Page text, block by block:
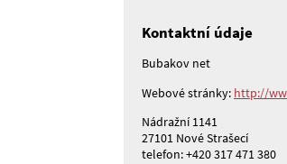
Kontaktní údaje
Bubakov net
Webové stránky: http://
Nádražní 1141
27101 Nové Strašecí
telefon: +420 317 471 380